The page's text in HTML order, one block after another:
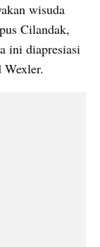
wisuda
Cilandak,
ini diapresiasi